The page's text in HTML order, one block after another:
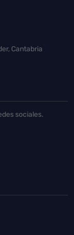
Cantabria
sociales.